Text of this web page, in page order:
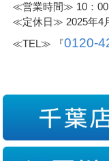
≪営業時間≫ 10：00
≪定休日≫ 2025年4
≪TEL≫ 『0120-